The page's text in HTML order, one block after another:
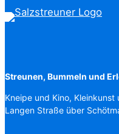
Streunen, Bummeln und
Kneipe und Kino,
Langen Straße über